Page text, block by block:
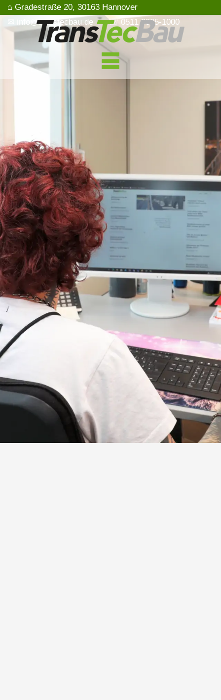
⌂ Gradestraße 20, 30163 Hannover
✉ info@transtecbau.de
☏ 0511 3995-1000